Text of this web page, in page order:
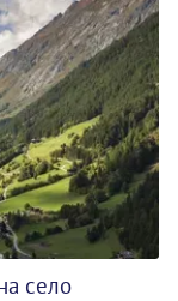
село